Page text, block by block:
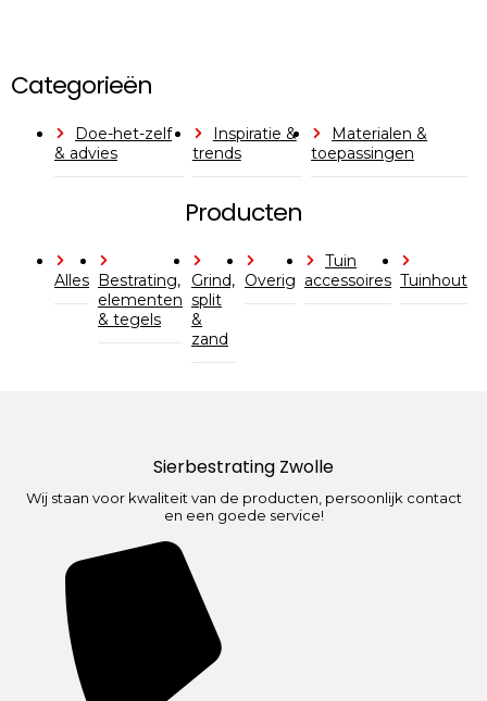
Categorieën
Doe-het-zelf
& advies
Inspiratie &
trends
Materialen &
toepassingen
Producten
Alles Bestrating,
elementen
& tegels
Grind,
split
&
zand
Overig
Tuin
accessoires Tuinhout
Sierbestrating Zwolle
Wij staan voor kwaliteit van de producten, persoonlijk contact
en een goede service!